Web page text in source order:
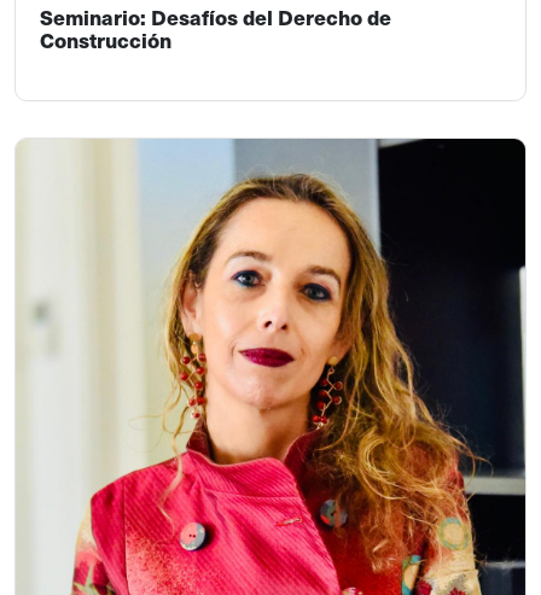
Seminario: Desafíos del Derecho de
Construcción